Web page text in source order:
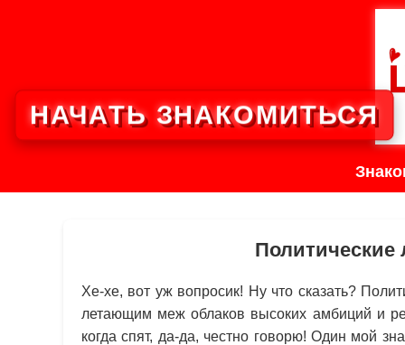
Хе-хе, вот уж вопросик! Ну что сказать?
летающим меж облаков высоких амбиций и
когда спят, да-да, честно говорю! Один мой
НАЧАТЬ ЗНАКОМИТЬСЯ